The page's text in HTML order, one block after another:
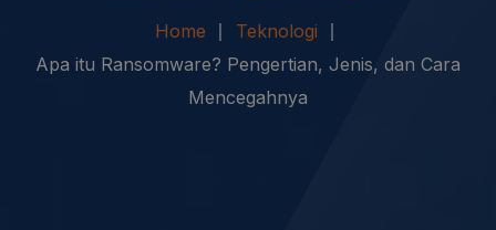
Home
Teknologi
Apa itu Ransomware? Pengertian, Jenis, dan Cara
Mencegahnya